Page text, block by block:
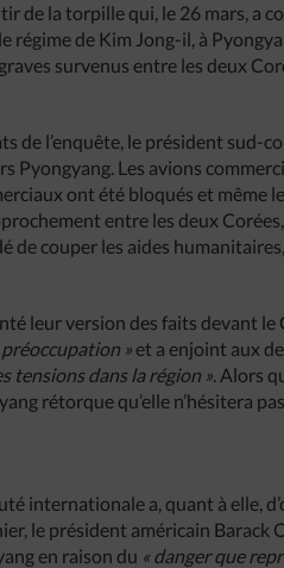
de la torpille qui, le 26 mars, a
régime de Kim Jong-il, à
survenus entre les deux
de l’enquête, le président sud-
Pyongyang. Les avions
ont été bloqués et même
entre les deux
de couper les aides
leur version des faits devant
préoccupation » et a enjoint aux
tensions dans la région ». Alors
rétorque qu’elle n’hésitera
internationale a, quant à elle,
le président américain
en raison du « danger que